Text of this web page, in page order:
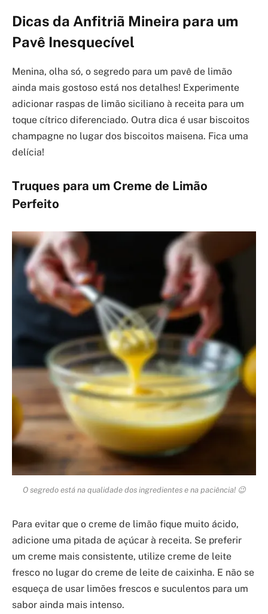
Dicas da Anfitriã Mineira para um
Pavê Inesquecível
Menina, olha só, o segredo para um pavê de limão
ainda mais gostoso está nos detalhes! Experimente
adicionar raspas de limão siciliano à receita para um
toque cítrico diferenciado. Outra dica é usar biscoitos
champagne no lugar dos biscoitos maisena. Fica uma
delícia!
Truques para um Creme de Limão
Perfeito
O segredo está na qualidade dos ingredientes e na paciência! 😉
Para evitar que o creme de limão fique muito ácido,
adicione uma pitada de açúcar à receita. Se preferir
um creme mais consistente, utilize creme de leite
fresco no lugar do creme de leite de caixinha. E não se
esqueça de usar limões frescos e suculentos para um
sabor ainda mais intenso.